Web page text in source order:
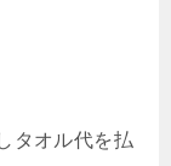
タオル代を払